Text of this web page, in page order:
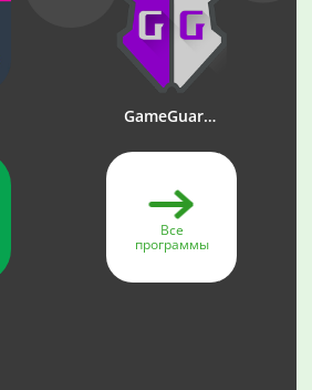
GameGuardian
Все
программы